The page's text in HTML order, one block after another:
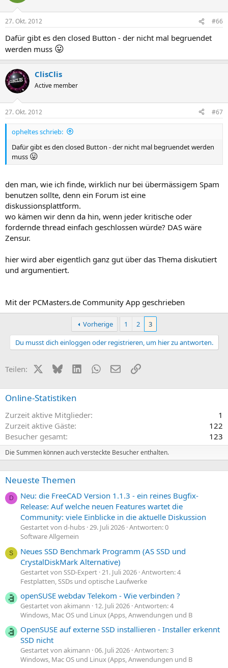
27. Okt. 2012 #66
Dafür gibt es den closed Button - der nicht mal begruendet
werden muss 😛
ClisClis
Active member
27. Okt. 2012 #67
opheltes schrieb:
Dafür gibt es den closed Button - der nicht mal begruendet werden
muss 😛
den man, wie ich finde, wirklich nur bei übermässigem Spam
benutzen sollte, denn ein Forum ist eine
diskussionsplattform.
wo kämen wir denn da hin, wenn jeder kritische oder
fordernde thread einfach geschlossen würde? DAS wäre
Zensur.
hier wird aber eigentlich ganz gut über das Thema diskutiert
und argumentiert.
Mit der PCMasters.de Community App geschrieben
Vorherige 1 2
3
Du musst dich einloggen oder registrieren, um hier zu antworten.
Teilen: X (Twitter)
BlueskyLinkedInWhatsApp
E-MailLink
Online-Statistiken
Zurzeit aktive Mitglieder
1
Zurzeit aktive Gäste
122
Besucher gesamt
123
Die Summen können auch versteckte Besucher enthalten.
Neueste Themen
D
Neu: die FreeCAD Version 1.1.3 - ein reines Bugfix-
Release: Auf welche neuen Features wartet die
Community: viele Einblicke in die aktuelle Diskussion
Gestartet von d-hubs 29. Juli 2026 Antworten: 0
Software Allgemein
S
Neues SSD Benchmark Programm (AS SSD und
CrystalDiskMark Alternative)
Gestartet von SSD-Expert 21. Juli 2026 Antworten: 4
Festplatten, SSDs und optische Laufwerke
openSUSE webdav Telekom - Wie verbinden ?
Gestartet von akimann 12. Juli 2026 Antworten: 4
Windows, Mac OS und Linux (Apps, Anwendungen und B
OpenSUSE auf externe SSD installieren - Installer erkennt
SSD nicht
Gestartet von akimann 06. Juli 2026 Antworten: 3
Windows, Mac OS und Linux (Apps, Anwendungen und B